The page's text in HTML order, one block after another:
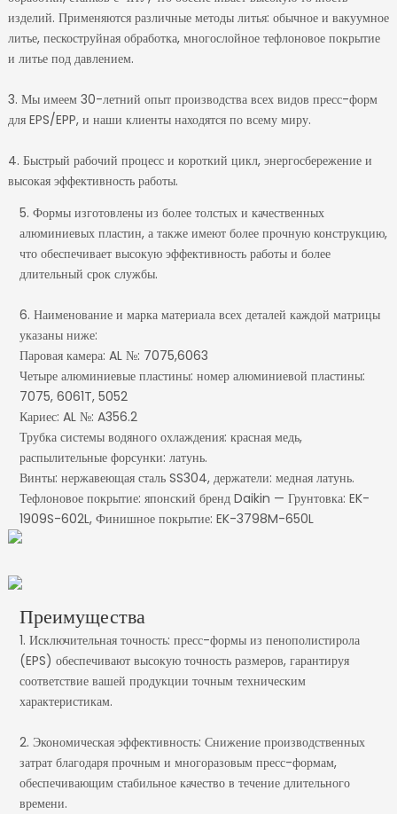
изделий. Применяются различные методы литья: обычное и вакуумное
литье, пескоструйная обработка, многослойное тефлоновое покрытие
и литье под давлением.
3. Мы имеем 30-летний опыт производства всех видов пресс-форм
для EPS/EPP, и наши клиенты находятся по всему миру.
4. Быстрый рабочий процесс и короткий цикл, энергосбережение и
высокая эффективность работы.
5. Формы изготовлены из более толстых и качественных
алюминиевых пластин, а также имеют более прочную конструкцию,
что обеспечивает высокую эффективность работы и более
длительный срок службы.
6. Наименование и марка материала всех деталей каждой матрицы
указаны ниже:
Паровая камера: AL №: 7075,6063
Четыре алюминиевые пластины: номер алюминиевой пластины:
7075, 6061T, 5052
Кариес: AL №: A356.2
Трубка системы водяного охлаждения: красная медь,
распылительные форсунки: латунь.
Винты: нержавеющая сталь SS304, держатели: медная латунь.
Тефлоновое покрытие: японский бренд Daikin — Грунтовка: EK-
1909S-602L, Финишное покрытие: EK-3798M-650L
Преимущества
1. Исключительная точность: пресс-формы из пенополистирола
(EPS) обеспечивают высокую точность размеров, гарантируя
соответствие вашей продукции точным техническим
характеристикам.
2. Экономическая эффективность: Снижение производственных
затрат благодаря прочным и многоразовым пресс-формам,
обеспечивающим стабильное качество в течение длительного
времени.